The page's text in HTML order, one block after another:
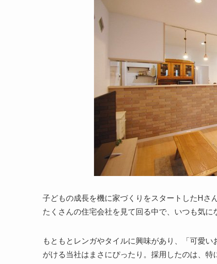
子どもの成長を機に家づくりをスタートしたHさ
たくさんの住宅会社を見て回る中で、いつも気
もともとレンガやタイルに興味があり、「可愛
がける当社はまさにぴったり。採用したのは、